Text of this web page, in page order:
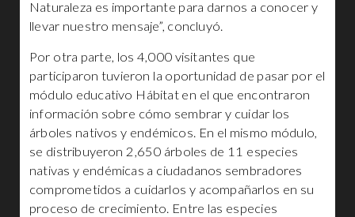
Naturaleza es importante para darnos a conocer y
llevar nuestro mensaje”, concluyó.
Por otra parte, los 4,000 visitantes que
participaron tuvieron la oportunidad de pasar por el
módulo educativo Hábitat en el que encontraron
información sobre cómo sembrar y cuidar los
árboles nativos y endémicos. En el mismo módulo,
se distribuyeron 2,650 árboles de 11 especies
nativas y endémicas a ciudadanos sembradores
comprometidos a cuidarlos y acompañarlos en su
proceso de crecimiento. Entre las especies